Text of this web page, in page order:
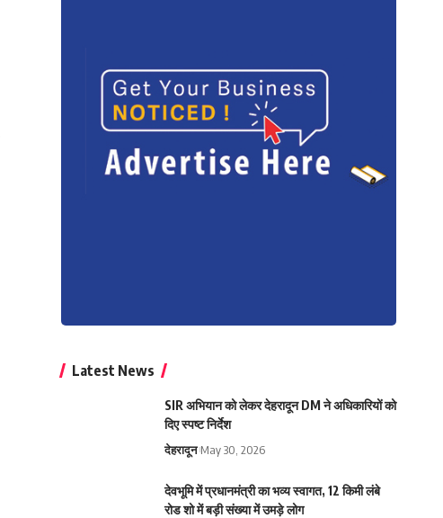
Latest News
SIR अभियान को लेकर देहरादून DM ने अधिकारियों को
दिए स्पष्ट निर्देश
देहरादून May 30, 2026
देवभूमि में प्रधानमंत्री का भव्य स्वागत, 12 किमी लंबे
रोड शो में बड़ी संख्या में उमड़े लोग